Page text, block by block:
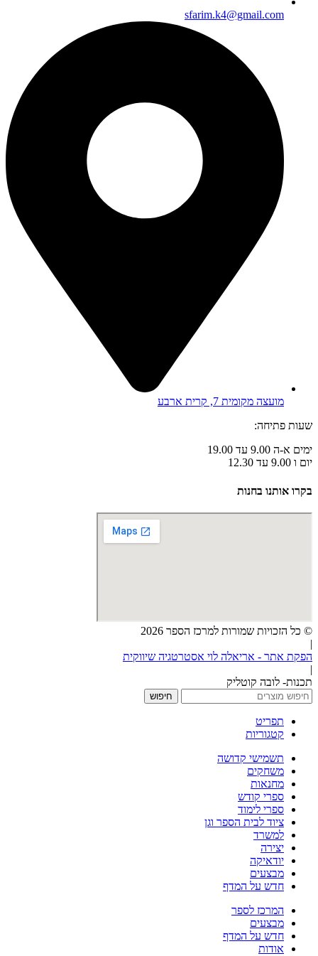
sfarim.k4@gmail.com
מועצה מקומית 7, קרית ארבע
שעות פתיחה:
ימים א-ה 9.00 עד 19.00
יום ו 9.00 עד 12.30
בקרו אותנו בחנות
© כל הזכויות שמורות למרכז הספר 2026
|
הפקת אתר - אריאלה לוי אסטרטגיה שיווקית
|
תכנות- לובה קוטליק
חיפוש
תפריט
קטגוריות
תשמישי קדושה
משחקים
מחנאות
ספרי קודש
ספרי לימוד
ציוד לבית הספר וגן
למשרד
יצירה
יודאיקה
מבצעים
חדש על המדף
המרכז לספר
מבצעים
חדש על המדף
אודות